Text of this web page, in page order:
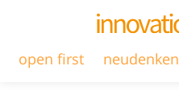
open first neudenken